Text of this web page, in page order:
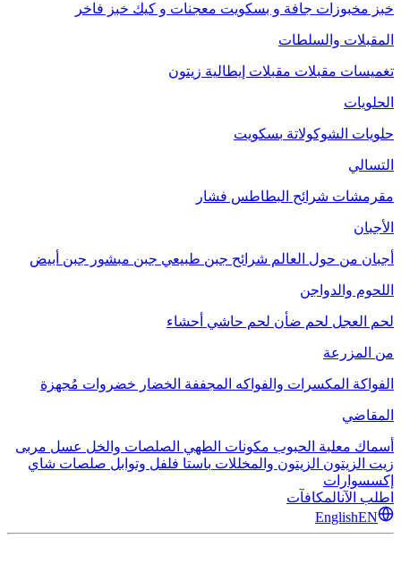
خبز مخبوزات جافة و بسكويت معجنات و كيك خبز فاخر
المقبلات والسلطات
تغميسات مقبلات مقبلات إيطالية زيتون
الحلويات
حلويات الشوكولاتة بسكويت
التسالي
مقرمشات شرائح البطاطس فشار
الأجبان
أجبان من حول العالم شرائح جبن طبيعي جبن مبشور جبن أبيض
اللحوم والدواجن
لحم العجل لحم ضأن لحم حاشي أحشاء
من المزرعة
الفواكة المكسرات والفواكه المجففة الخضار خضروات مُجهزة
المقاضي
أسماك معلبة الحبوب مكونات الطهي الصلصات والخل عسل مربى
زيت الزيتون الزيتون والمخللات باستا فلفل وتوابل صلصات شاي
إكسسوارات
اطلب الآنالمكافآت
EnglishEN